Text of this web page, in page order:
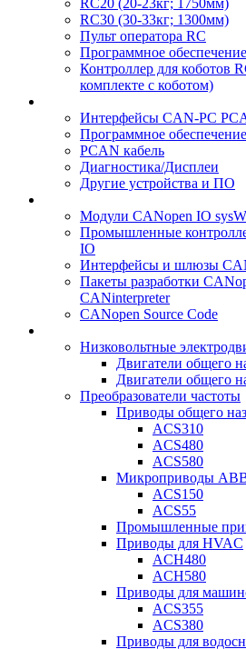
RC20 (20-23кг; 1750мм)
RC30 (30-33кг; 1300мм)
Пульт оператора RC
Программное
Контроллер для коботов
комплекте с коботом)
Интерфейсы CAN-PC
Программное обеспечение
PCAN кабель
Диагностика/Дисплеи
Другие устройства и ПО
Модули CANopen IO
Промышленные
IO
Интерфейсы и шлюзы
Пакеты разработки
CANinterpreter
CANopen Source Code
Низковольтные
Двигатели общего
Двигатели общего
Преобразователи частоты
Приводы общего
ACS310
ACS480
ACS580
Микроприводы
ACS150
ACS55
Промышленные
Приводы для HVAC
ACH480
ACH580
Приводы для
ACS355
ACS380
Приводы для